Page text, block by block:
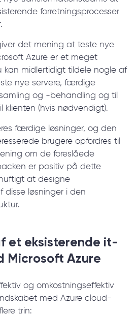
forretningsprocesser
det mening at teste nye
Azure er et meget
kan midlertidigt tildele nogle af
nye servere, færdige
og -behandling og til
klienten (hvis nødvendigt).
færdige løsninger, og den
brugere opfordres til
om de foreslåede
er positiv på dette
at designe
disse løsninger i den
et eksisterende it-
Microsoft Azure
og omkostningseffektiv
med Azure cloud-
trin: